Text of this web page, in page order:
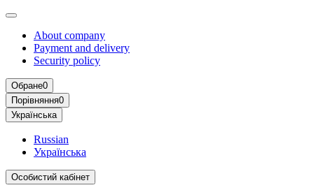
About company
Payment and delivery
Security policy
Обране0
Порівняння0
Українська
Russian
Українська
Особистий кабінет